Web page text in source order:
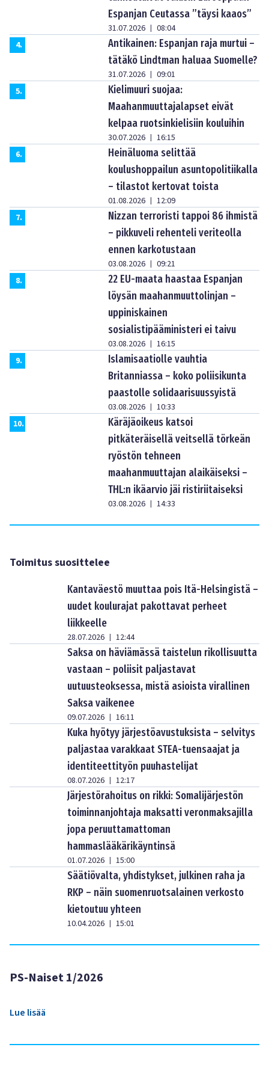
Espanjan Ceutassa ”täysi kaaos”
31.07.2026 | 08:04
4.
Antikainen: Espanjan raja murtui –
tätäkö Lindtman haluaa Suomelle?
31.07.2026 | 09:01
5.
Kielimuuri suojaa:
Maahanmuuttajalapset eivät
kelpaa ruotsinkielisiin kouluihin
30.07.2026 | 16:15
6.
Heinäluoma selittää
koulushoppailun asuntopolitiikalla
– tilastot kertovat toista
01.08.2026 | 12:09
7.
Nizzan terroristi tappoi 86 ihmistä
– pikkuveli rehenteli veriteolla
ennen karkotustaan
03.08.2026 | 09:21
8.
22 EU-maata haastaa Espanjan
löysän maahanmuuttolinjan –
uppiniskainen
sosialistipääministeri ei taivu
03.08.2026 | 16:15
9.
Islamisaatiolle vauhtia
Britanniassa – koko poliisikunta
paastolle solidaarisuussyistä
03.08.2026 | 10:33
10.
Käräjäoikeus katsoi
pitkäteräisellä veitsellä törkeän
ryöstön tehneen
maahanmuuttajan alaikäiseksi –
THL:n ikäarvio jäi ristiriitaiseksi
03.08.2026 | 14:33
Toimitus suosittelee
Kantaväestö muuttaa pois Itä-Helsingistä –
uudet koulurajat pakottavat perheet
liikkeelle
28.07.2026 | 12:44
Saksa on häviämässä taistelun rikollisuutta
vastaan – poliisit paljastavat
uutuusteoksessa, mistä asioista virallinen
Saksa vaikenee
09.07.2026 | 16:11
Kuka hyötyy järjestöavustuksista – selvitys
paljastaa varakkaat STEA-tuensaajat ja
identiteettityön puuhastelijat
08.07.2026 | 12:17
Järjestörahoitus on rikki: Somalijärjestön
toiminnanjohtaja maksatti veronmaksajilla
jopa peruuttamattoman
hammaslääkärikäyntinsä
01.07.2026 | 15:00
Säätiövalta, yhdistykset, julkinen raha ja
RKP – näin suomenruotsalainen verkosto
kietoutuu yhteen
10.04.2026 | 15:01
PS-Naiset 1/2026
Lue lisää